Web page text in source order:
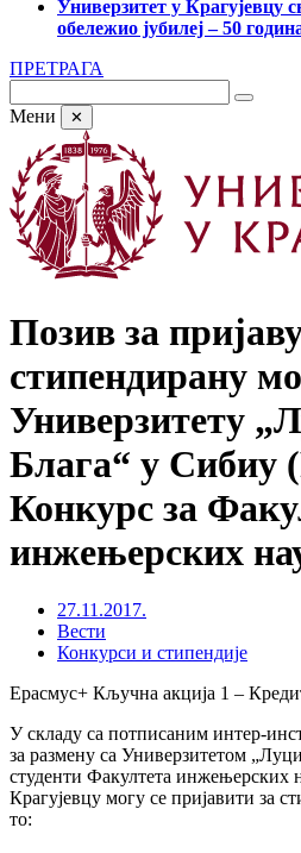
Универзитет у Крагујевцу
обележио јубилеј – 50
ПРЕТРАГА
Мени ✕
Позив за
стипендирану
Универзитету
Блага“ у Сибиу
Конкурс за
инжењерских
27.11.2017.
Вести
Конкурси и стипендије
Ерасмус+ Кључна акција 1 –
У складу са потписаним интер-
за размену са Универзитетом
студенти Факултета инжењерских
Крагујевцу могу се пријавити за
то: